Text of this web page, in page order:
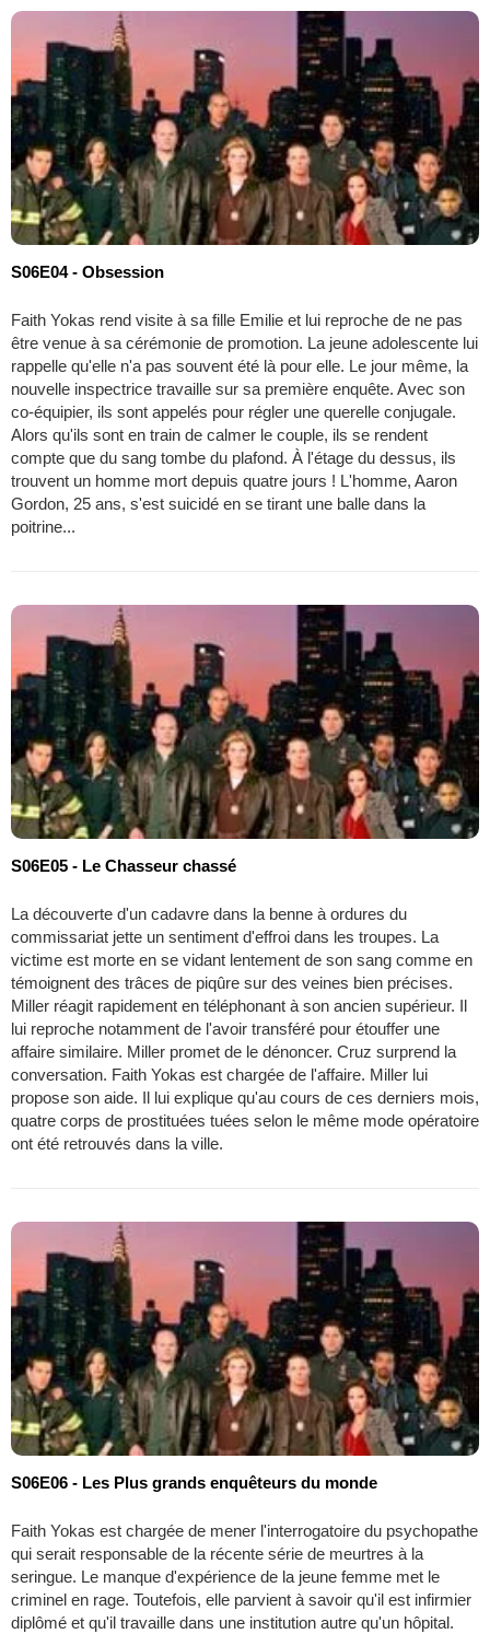
S06E04 - Obsession
Faith Yokas rend visite à sa fille Emilie et lui reproche de ne pas
être venue à sa cérémonie de promotion. La jeune adolescente lui
rappelle qu'elle n'a pas souvent été là pour elle. Le jour même, la
nouvelle inspectrice travaille sur sa première enquête. Avec son
co-équipier, ils sont appelés pour régler une querelle conjugale.
Alors qu'ils sont en train de calmer le couple, ils se rendent
compte que du sang tombe du plafond. À l'étage du dessus, ils
trouvent un homme mort depuis quatre jours ! L'homme, Aaron
Gordon, 25 ans, s'est suicidé en se tirant une balle dans la
poitrine...
S06E05 - Le Chasseur chassé
La découverte d'un cadavre dans la benne à ordures du
commissariat jette un sentiment d'effroi dans les troupes. La
victime est morte en se vidant lentement de son sang comme en
témoignent des trâces de piqûre sur des veines bien précises.
Miller réagit rapidement en téléphonant à son ancien supérieur. Il
lui reproche notamment de l'avoir transféré pour étouffer une
affaire similaire. Miller promet de le dénoncer. Cruz surprend la
conversation. Faith Yokas est chargée de l'affaire. Miller lui
propose son aide. Il lui explique qu'au cours de ces derniers mois,
quatre corps de prostituées tuées selon le même mode opératoire
ont été retrouvés dans la ville.
S06E06 - Les Plus grands enquêteurs du monde
Faith Yokas est chargée de mener l'interrogatoire du psychopathe
qui serait responsable de la récente série de meurtres à la
seringue. Le manque d'expérience de la jeune femme met le
criminel en rage. Toutefois, elle parvient à savoir qu'il est infirmier
diplômé et qu'il travaille dans une institution autre qu'un hôpital.